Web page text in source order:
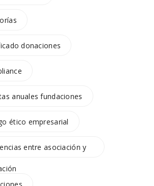
donaciones
anuales fundaciones
ético empresarial
entre asociación y